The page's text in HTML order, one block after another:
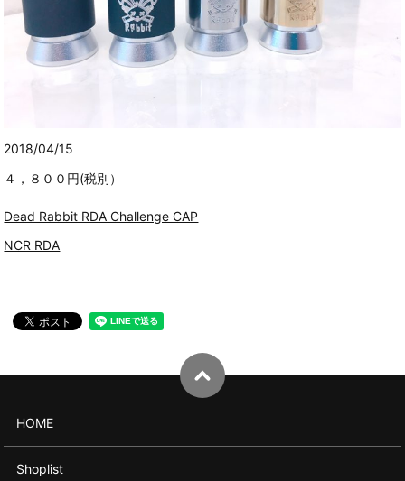
2018/04/15
４，８００円(税別）
Dead Rabbit RDA Challenge CAP
NCR RDA
HOME
Shoplist